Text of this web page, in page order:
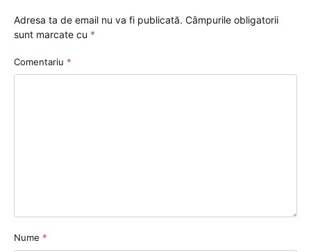
Adresa ta de email nu va fi publicată. Câmpurile obligatorii
sunt marcate cu *
Comentariu *
Nume *